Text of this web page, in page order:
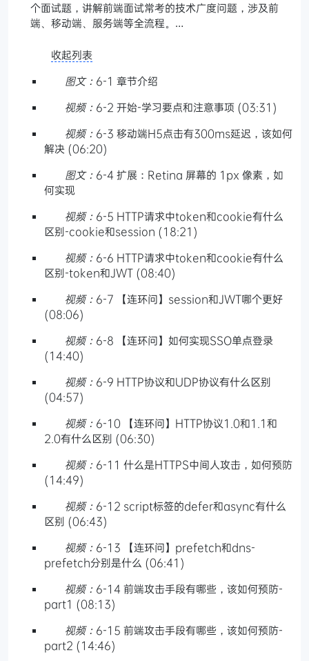
个面试题，讲解前端面试常考的技术广度问题，涉及前
端、移动端、服务端等全流程。…
收起列表
图文： 6-1 章节介绍
视频： 6-2 开始-学习要点和注意事项 (03:31)
视频： 6-3 移动端H5点击有300ms延迟，该如何
解决 (06:20)
图文： 6-4 扩展：Retina 屏幕的 1px 像素，如
何实现
视频： 6-5 HTTP请求中token和cookie有什么
区别-cookie和session (18:21)
视频： 6-6 HTTP请求中token和cookie有什么
区别-token和JWT (08:40)
视频： 6-7 【连环问】session和JWT哪个更好
(08:06)
视频： 6-8 【连环问】如何实现SSO单点登录
(14:40)
视频： 6-9 HTTP协议和UDP协议有什么区别
(04:57)
视频： 6-10 【连环问】HTTP协议1.0和1.1和
2.0有什么区别 (06:30)
视频： 6-11 什么是HTTPS中间人攻击，如何预防
(14:49)
视频： 6-12 script标签的defer和async有什么
区别 (06:43)
视频： 6-13 【连环问】prefetch和dns-
prefetch分别是什么 (06:41)
视频： 6-14 前端攻击手段有哪些，该如何预防-
part1 (08:13)
视频： 6-15 前端攻击手段有哪些，该如何预防-
part2 (14:46)